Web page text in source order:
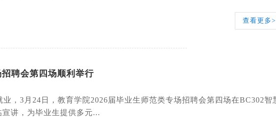
查看更多>
聘会第四场顺利举行
，3月24日，教育学院2026届毕业生师范类专场招聘会第四场在BC302智
讲，为毕业生提供多元...